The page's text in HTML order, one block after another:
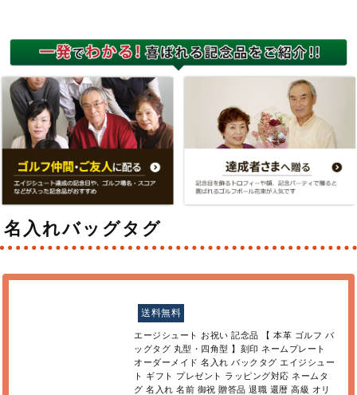
名入れバッグタグ
送料無料
エージシュート お祝い 記念品 【 本革 ゴルフ バ
ッグタグ 丸型・四角型 】刻印 ネームプレート
オーダーメイド 名入れ バックタグ エイジシュー
ト ギフト プレゼント ラッピング対応 ネームタ
グ 名入れ 名前 御祝 贈答品 退職 還暦 高級 オリ